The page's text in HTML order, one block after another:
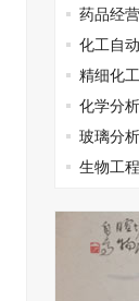
药品经
化工自
精细化
化学分
玻璃分
生物工